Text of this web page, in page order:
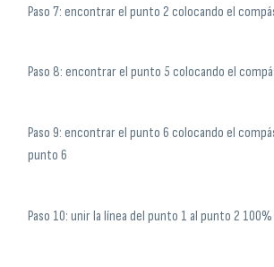
Paso 7: encontrar el punto 2 colocando el
Paso 8: encontrar el punto 5 colocando el
Paso 9: encontrar el punto 6 colocando el
punto 6
Paso 10: unir la línea del punto 1 al punto 2